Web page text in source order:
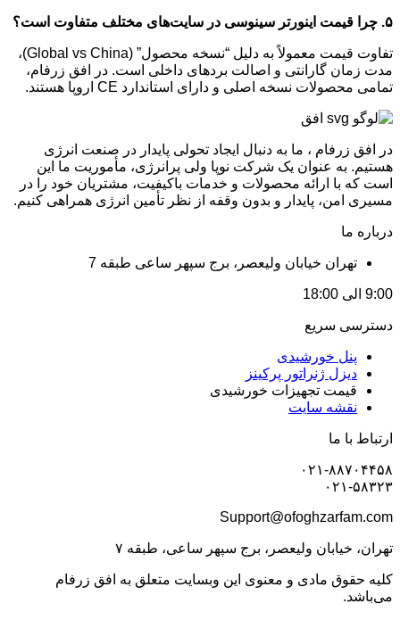
۵. چرا قیمت اینورتر سینوسی در سایت‌های مختلف متفاوت است؟
تفاوت قیمت معمولاً به دلیل “نسخه محصول” (Global vs China)،
مدت زمان گارانتی و اصالت بردهای داخلی است. در افق زرفام،
تمامی محصولات نسخه اصلی و دارای استاندارد CE اروپا هستند.
در افق زرفام ، ما به دنبال ایجاد تحولی پایدار در صنعت انرژی
هستیم. به عنوان یک شرکت نوپا ولی پرانرژی، مأموریت ما این
است که با ارائه محصولات و خدمات باکیفیت، مشتریان خود را در
مسیری امن، پایدار و بدون وقفه از نظر تأمین انرژی همراهی کنیم.
درباره ما
تهران خیابان ولیعصر، برج سپهر ساعی طبقه 7
9:00 الی 18:00
دسترسی سریع
پنل خورشیدی
دیزل ژنراتور پرکینز
قیمت تجهیزات خورشیدی
نقشه سایت
ارتباط با ما
۰۲۱-۸۸۷۰۴۴۵۸
۰۲۱-۵۸۳۲۳
Support@ofoghzarfam.com
تهران، خیابان ولیعصر، برج سپهر ساعی، طبقه ۷
کلیه حقوق مادی و معنوی این وبسایت متعلق به افق زرفام
می‌باشد.